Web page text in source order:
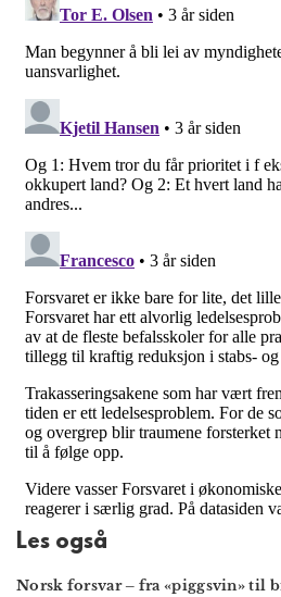
Les også
Norsk forsvar – fra «piggsvin» til